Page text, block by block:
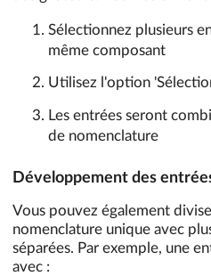
Sélectionnez plusieurs
même composant
Utilisez l'option
Les entrées seront
de nomenclature
Développement des
Vous pouvez également
nomenclature unique avec
séparées. Par exemple, une
avec :